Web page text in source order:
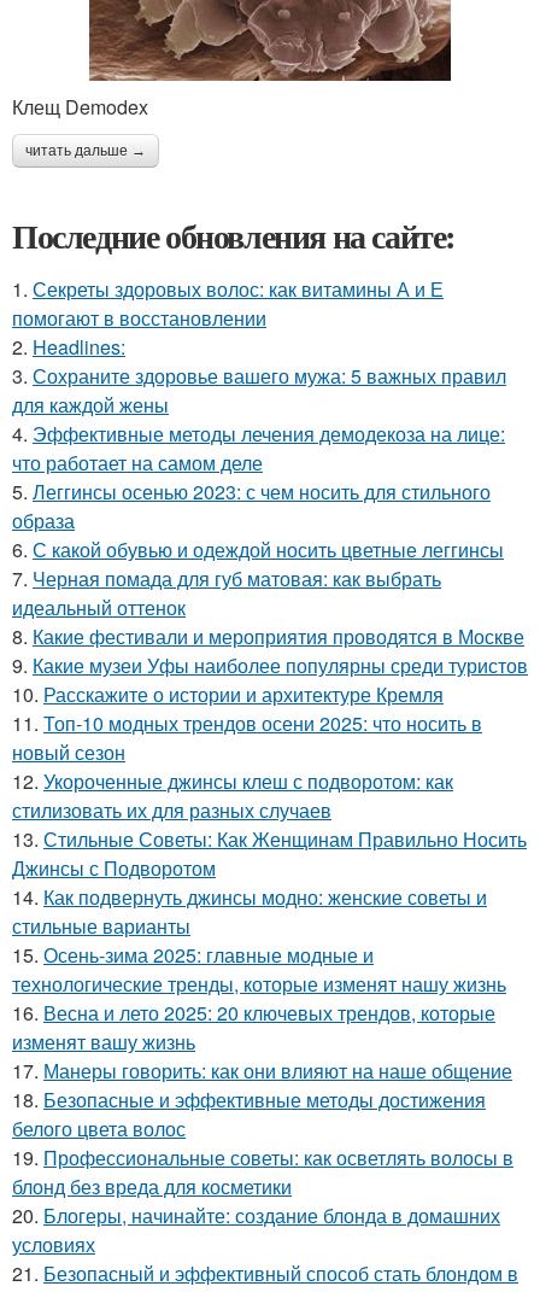
Клещ Demodex
читать дальше →
Последние обновления на сайте:
1. Секреты здоровых волос: как витамины А и Е
помогают в восстановлении
2. Headlines:
3. Сохраните здоровье вашего мужа: 5 важных правил
для каждой жены
4. Эффективные методы лечения демодекоза на лице:
что работает на самом деле
5. Леггинсы осенью 2023: с чем носить для стильного
образа
6. С какой обувью и одеждой носить цветные леггинсы
7. Черная помада для губ матовая: как выбрать
идеальный оттенок
8. Какие фестивали и мероприятия проводятся в Москве
9. Какие музеи Уфы наиболее популярны среди туристов
10. Расскажите о истории и архитектуре Кремля
11. Топ-10 модных трендов осени 2025: что носить в
новый сезон
12. Укороченные джинсы клеш с подворотом: как
стилизовать их для разных случаев
13. Стильные Советы: Как Женщинам Правильно Носить
Джинсы с Подворотом
14. Как подвернуть джинсы модно: женские советы и
стильные варианты
15. Осень-зима 2025: главные модные и
технологические тренды, которые изменят нашу жизнь
16. Весна и лето 2025: 20 ключевых трендов, которые
изменят вашу жизнь
17. Манеры говорить: как они влияют на наше общение
18. Безопасные и эффективные методы достижения
белого цвета волос
19. Профессиональные советы: как осветлять волосы в
блонд без вреда для косметики
20. Блогеры, начинайте: создание блонда в домашних
условиях
21. Безопасный и эффективный способ стать блондом в